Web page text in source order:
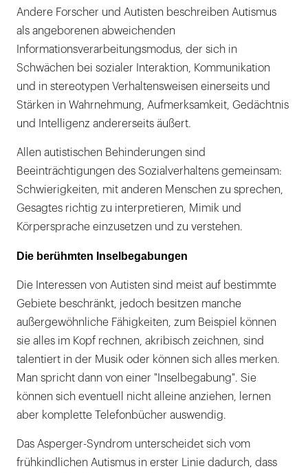
Andere Forscher und Autisten beschreiben Autismus
als angeborenen abweichenden
Informationsverarbeitungsmodus, der sich in
Schwächen bei sozialer Interaktion, Kommunikation
und in stereotypen Verhaltensweisen einerseits und
Stärken in Wahrnehmung, Aufmerksamkeit, Gedächtnis
und Intelligenz andererseits äußert.
Allen autistischen Behinderungen sind
Beeinträchtigungen des Sozialverhaltens gemeinsam:
Schwierigkeiten, mit anderen Menschen zu sprechen,
Gesagtes richtig zu interpretieren, Mimik und
Körpersprache einzusetzen und zu verstehen.
Die berühmten Inselbegabungen
Die Interessen von Autisten sind meist auf bestimmte
Gebiete beschränkt, jedoch besitzen manche
außergewöhnliche Fähigkeiten, zum Beispiel können
sie alles im Kopf rechnen, akribisch zeichnen, sind
talentiert in der Musik oder können sich alles merken.
Man spricht dann von einer "Inselbegabung". Sie
können sich eventuell nicht alleine anziehen, lernen
aber komplette Telefonbücher auswendig.
Das Asperger-Syndrom unterscheidet sich vom
frühkindlichen Autismus in erster Linie dadurch, dass